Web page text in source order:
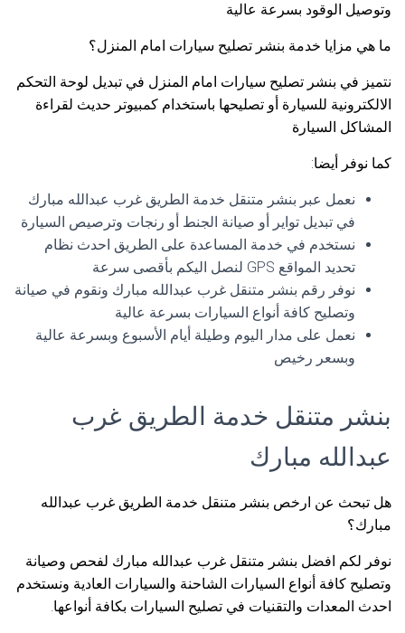
وتوصيل الوقود بسرعة عالية
ما هي مزايا خدمة بنشر تصليح سيارات امام المنزل؟
نتميز في بنشر تصليح سيارات امام المنزل في تبديل لوحة التحكم
الالكترونية للسيارة أو تصليحها باستخدام كمبيوتر حديث لقراءة
المشاكل السيارة
كما نوفر أيضا:
نعمل عبر بنشر متنقل خدمة الطريق غرب عبدالله مبارك
في تبديل تواير أو صيانة الجنط أو رنجات وترصيص السيارة
نستخدم في خدمة المساعدة على الطريق احدث نظام
تحديد المواقع GPS لنصل اليكم بأقصى سرعة
نوفر رقم بنشر متنقل غرب عبدالله مبارك ونقوم في صيانة
وتصليح كافة أنواع السيارات بسرعة عالية
نعمل على مدار اليوم وطيلة أيام الأسبوع وبسرعة عالية
وبسعر رخيص
بنشر متنقل خدمة الطريق غرب
عبدالله مبارك
هل تبحث عن ارخص بنشر متنقل خدمة الطريق غرب عبدالله
مبارك؟
نوفر لكم افضل بنشر متنقل غرب عبدالله مبارك لفحص وصيانة
وتصليح كافة أنواع السيارات الشاحنة والسيارات العادية ونستخدم
احدث المعدات والتقنيات في تصليح السيارات بكافة أنواعها.